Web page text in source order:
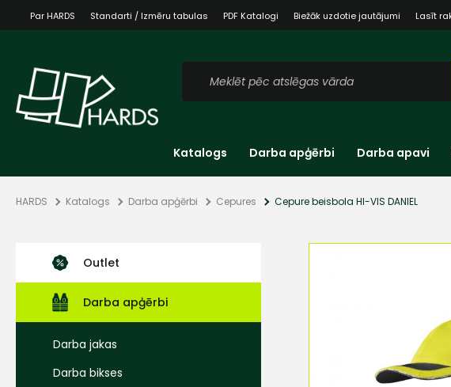
Par HARDS Standarti / Izmēru tabulas PDF Katalogi Biežāk uzdotie jautājumi Lasīt
Katalogs Darba apģērbi Darba apavi
HARDS Katalogs Darba apģērbi Cepures Cepure beisbola HI-VIS DANIEL
Outlet
Darba apģērbi
Darba jakas
Darba bikses